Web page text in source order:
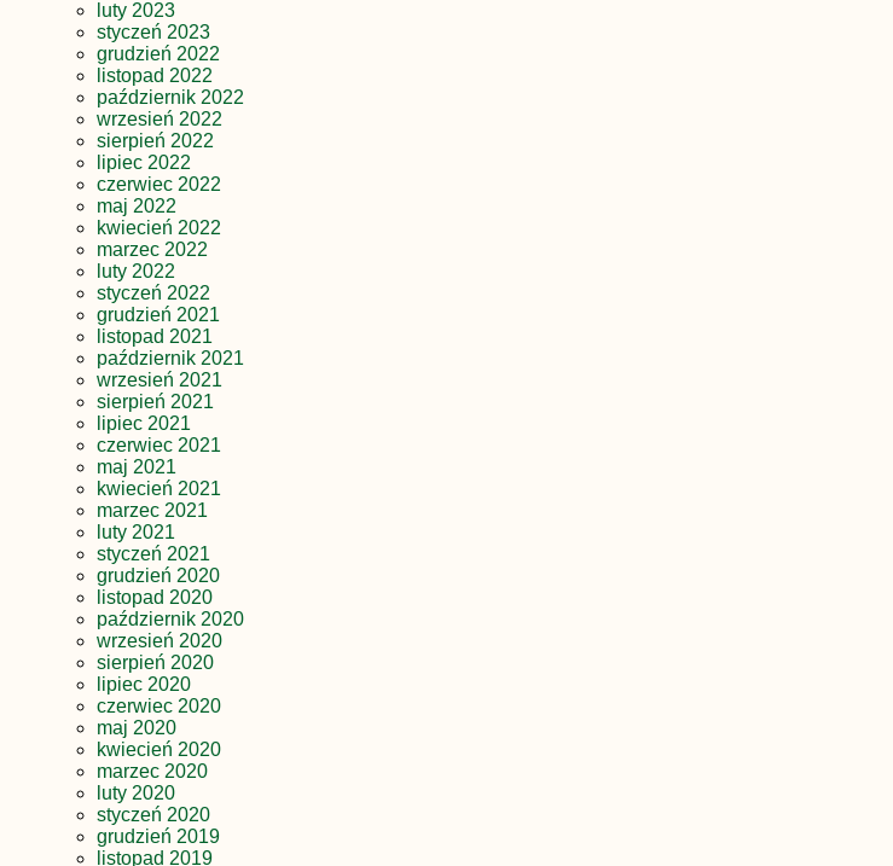
luty 2023
styczeń 2023
grudzień 2022
listopad 2022
październik 2022
wrzesień 2022
sierpień 2022
lipiec 2022
czerwiec 2022
maj 2022
kwiecień 2022
marzec 2022
luty 2022
styczeń 2022
grudzień 2021
listopad 2021
październik 2021
wrzesień 2021
sierpień 2021
lipiec 2021
czerwiec 2021
maj 2021
kwiecień 2021
marzec 2021
luty 2021
styczeń 2021
grudzień 2020
listopad 2020
październik 2020
wrzesień 2020
sierpień 2020
lipiec 2020
czerwiec 2020
maj 2020
kwiecień 2020
marzec 2020
luty 2020
styczeń 2020
grudzień 2019
listopad 2019